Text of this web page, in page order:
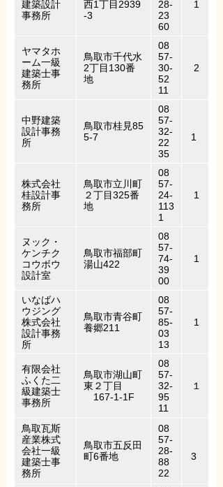
建築設計
事務所
西1丁目2939
-3
28-
23
60
1
ヤマタホ
ーム一級
建築士事
務所
鳥取市千代水
2丁目130番
地
08
57-
30-
52
11
2
中野建築
設計事務
所
鳥取市桂見85
5-7
08
57-
32-
22
35
1
株式会社
桂設計事
務所
鳥取市立川町
２丁目325番
地
08
57-
24-
113
1
1
ヌック・
ケンチク
コウボウ
設計室
鳥取市福部町
湯山422
08
57-
74-
39
00
1
いなばハ
ウジング
株式会社
設計事務
所
鳥取市青谷町
養郷211
08
57-
85-
03
13
1
有限会社
ふくた二
級建築士
事務所
鳥取市湖山町
東２丁目
167-1-1F
08
57-
32-
95
11
１
鳥取瓦斯
産業株式
会社一級
建築士事
務所
鳥取市五反田
町6番地
08
57-
28-
88
22
3